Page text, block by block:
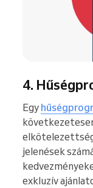
4.
Egy
elkötelezettség
jelenések
exkluzív